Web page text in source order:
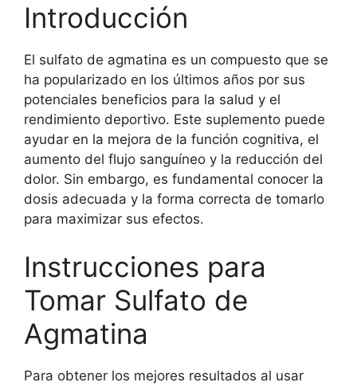
Introducción
El sulfato de agmatina es un compuesto que se
ha popularizado en los últimos años por sus
potenciales beneficios para la salud y el
rendimiento deportivo. Este suplemento puede
ayudar en la mejora de la función cognitiva, el
aumento del flujo sanguíneo y la reducción del
dolor. Sin embargo, es fundamental conocer la
dosis adecuada y la forma correcta de tomarlo
para maximizar sus efectos.
Instrucciones para
Tomar Sulfato de
Agmatina
Para obtener los mejores resultados al usar